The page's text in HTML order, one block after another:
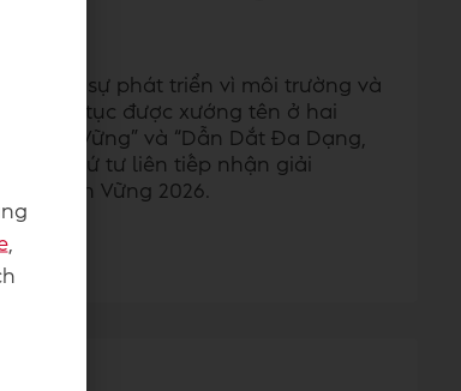
của sự phát triển vì môi trường và
tiếp tục được xướng tên ở hai
Bền Vững” và “Dẫn Dắt Đa Dạng,
năm thứ tư liên tiếp nhận giải
Bền Vững 2026.
,